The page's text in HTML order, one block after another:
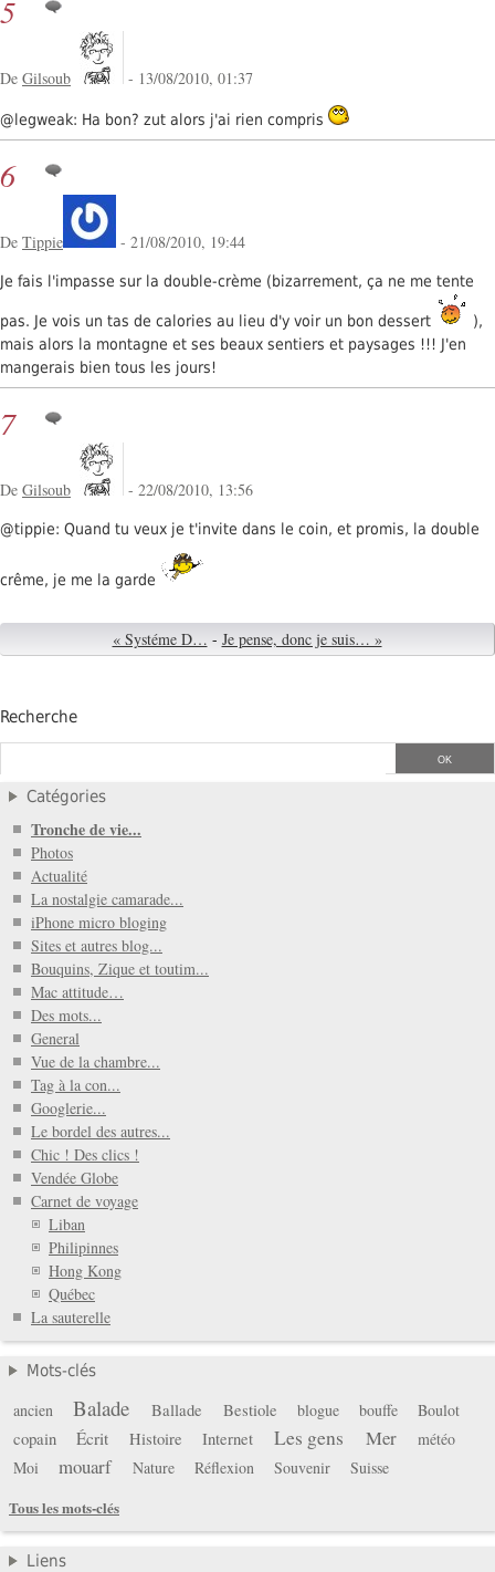
5
De Gilsoub - 13/08/2010, 01:37
@legweak: Ha bon? zut alors j'ai rien compris
6
De Tippie - 21/08/2010, 19:44
Je fais l'impasse sur la double-crème (bizarrement, ça ne me tente
pas. Je vois un tas de calories au lieu d'y voir un bon dessert
),
mais alors la montagne et ses beaux sentiers et paysages !!! J'en
mangerais bien tous les jours!
7
De Gilsoub - 22/08/2010, 13:56
@tippie: Quand tu veux je t'invite dans le coin, et promis, la double
crême, je me la garde
« Systéme D… - Je pense, donc je suis… »
Recherche
Catégories
Tronche de vie...
Photos
Actualité
La nostalgie camarade...
iPhone micro bloging
Sites et autres blog...
Bouquins, Zique et toutim...
Mac attitude…
Des mots...
General
Vue de la chambre...
Tag à la con...
Googlerie...
Le bordel des autres...
Chic ! Des clics !
Vendée Globe
Carnet de voyage
Liban
Philipinnes
Hong Kong
Québec
La sauterelle
Mots-clés
ancien Balade Ballade Bestiole blogue bouffe Boulot
copain Écrit Histoire Internet Les gens Mer
météo
Moi
mouarf Nature Réflexion Souvenir
Suisse
Tous les mots-clés
Liens